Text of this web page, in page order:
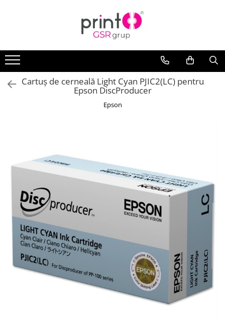
Cartuș de cerneală Light Cyan PJIC2(LC) pentru
Epson DiscProducer
Epson